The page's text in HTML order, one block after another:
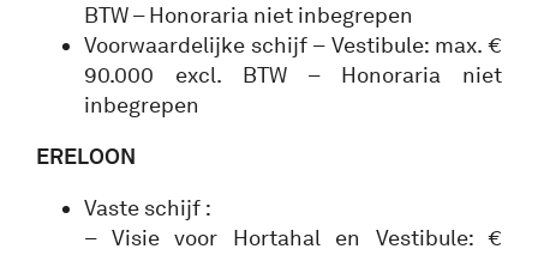
BTW – Honoraria niet inbegrepen
Voorwaardelijke schijf – Vestibule: max. €
90.000 excl. BTW – Honoraria niet
inbegrepen
ERELOON
Vaste schijf :
– Visie voor Hortahal en Vestibule: €